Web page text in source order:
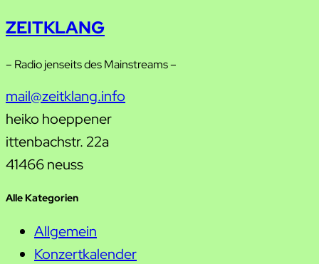
ZEITKLANG
– Radio jenseits des Mainstreams –
mail@zeitklang.info
heiko hoeppener
ittenbachstr. 22a
41466 neuss
Alle Kategorien
Allgemein
Konzertkalender